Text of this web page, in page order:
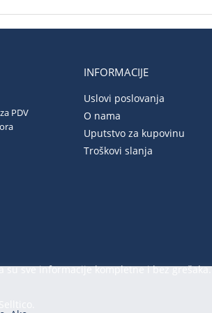
PDV
INFORMACIJE
Uslovi poslovanja
O nama
Uputstvo za kupovinu
Troškovi slanja
sve informacije kompletne i bez grešaka.